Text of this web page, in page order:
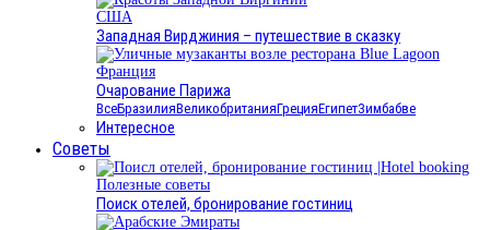
США
Западная Вирджиния – путешествие в сказку
Франция
Очарование Парижа
ВсеБразилияВеликобританияГрецияЕгипетЗимбабве
Интересное
Cоветы
Полезные советы
Поиск отелей, бронирование гостиниц